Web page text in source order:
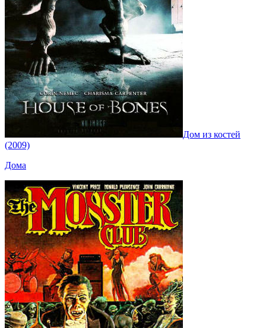
Дом из костей
(2009)
Дома